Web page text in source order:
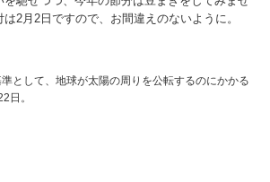
2月2日ですので、お間違えのないように。
として、地球が太陽の周りを公転するのにかかる
日。